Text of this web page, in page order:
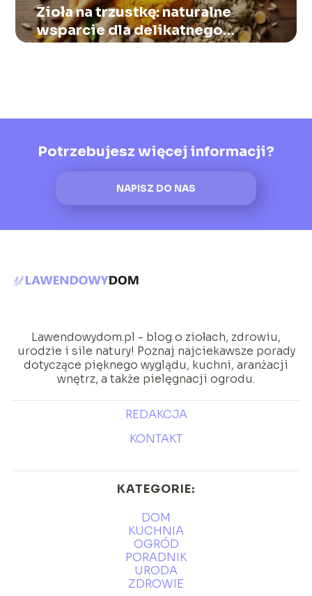
Zioła na trzustkę: naturalne
wsparcie dla delikatnego
organu
Potrzebujesz więcej informacji?
NAPISZ DO NAS
Lawendowydom.pl - blog o ziołach, zdrowiu,
urodzie i sile natury! Poznaj najciekawsze porady
dotyczące pięknego wyglądu, kuchni, aranżacji
wnętrz, a także pielęgnacji ogrodu.
REDAKCJA
KONTAKT
KATEGORIE:
DOM
KUCHNIA
OGRÓD
PORADNIK
URODA
ZDROWIE